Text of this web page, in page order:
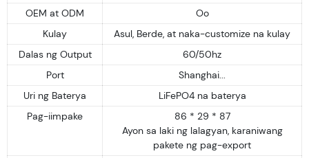
OEM at ODM
Oo
Kulay
Asul, Berde, at naka-customize na kulay
Dalas ng Output
60/50hz
Port
Shanghai...
Uri ng Baterya
LiFePO4 na baterya
Pag-iimpake
86 * 29 * 87
Ayon sa laki ng lalagyan, karaniwang
pakete ng pag-export